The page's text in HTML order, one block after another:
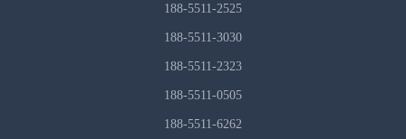
188-5511-2525
188-5511-3030
188-5511-2323
188-5511-0505
188-5511-6262